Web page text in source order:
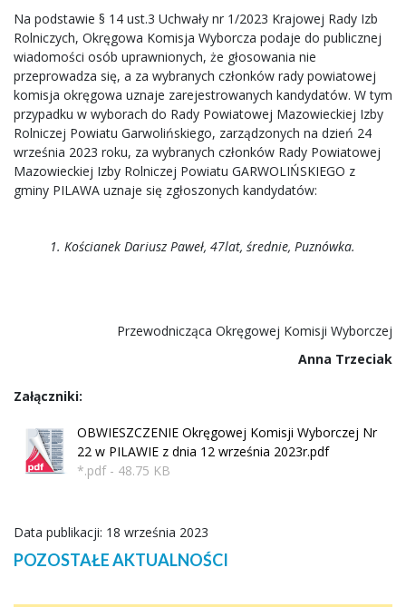
Na podstawie § 14 ust.3 Uchwały nr 1/2023 Krajowej Rady Izb
Rolniczych, Okręgowa Komisja Wyborcza podaje do publicznej
wiadomości osób uprawnionych, że głosowania nie
przeprowadza się, a za wybranych członków rady powiatowej
komisja okręgowa uznaje zarejestrowanych kandydatów. W tym
przypadku w wyborach do Rady Powiatowej Mazowieckiej Izby
Rolniczej Powiatu Garwolińskiego, zarządzonych na dzień 24
września 2023 roku, za wybranych członków Rady Powiatowej
Mazowieckiej Izby Rolniczej Powiatu GARWOLIŃSKIEGO z
gminy PILAWA uznaje się zgłoszonych kandydatów:
1. Kościanek Dariusz Paweł, 47lat, średnie, Puznówka.
Przewodnicząca Okręgowej Komisji Wyborczej
Anna Trzeciak
Załączniki:
OBWIESZCZENIE Okręgowej Komisji Wyborczej Nr
22 w PILAWIE z dnia 12 września 2023r.pdf
*.pdf - 48.75 KB
Data publikacji: 18 września 2023
POZOSTAŁE AKTUALNOŚCI